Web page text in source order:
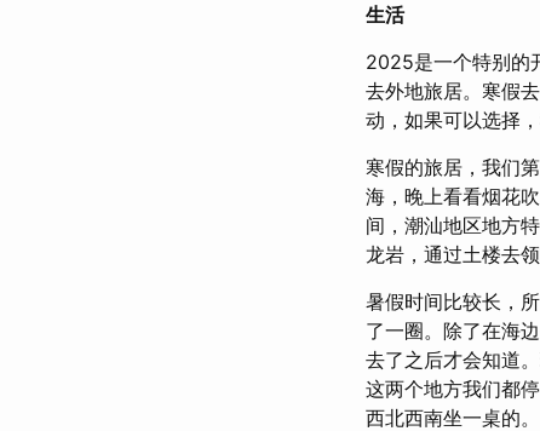
生活
2025是一个特别的
去外地旅居。寒假
动，如果可以选择，
寒假的旅居，我们
海，晚上看看烟花
间，潮汕地区地方
龙岩，通过土楼去
暑假时间比较长，
了一圈。除了在海
去了之后才会知道
这两个地方我们都
西北西南坐一桌的。